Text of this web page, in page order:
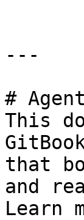
---
#
This
that
and
Learn